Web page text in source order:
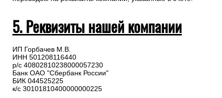
5. Реквизиты нашей компании
ИП Горбачев М.В.
ИНН 501208116440
р/с 40802810238000057230
Банк ОАО "Сбербанк России"
БИК 044525225
к/с 30101810400000000225